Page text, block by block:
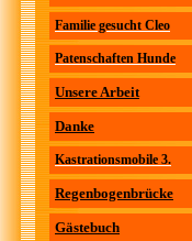
Familie gesucht Cleo
Patenschaften Hunde
Unsere Arbeit
Danke
Kastrationsmobile 3.
Regenbogenbrücke
Gästebuch